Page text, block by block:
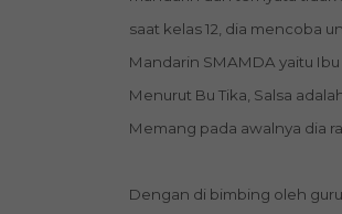
saat kelas 12, dia mencoba
Mandarin SMAMDA yaitu
Menurut Bu Tika, Salsa
Memang pada awalnya dia
Dengan di bimbing oleh